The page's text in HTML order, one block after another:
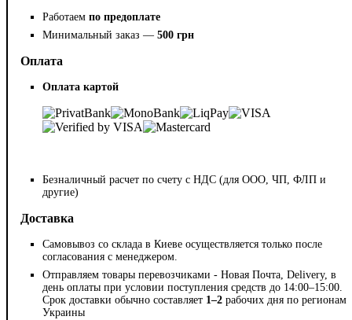
Работаем по предоплате
Минимальный заказ — 500 грн
Оплата
Оплата картой
Безналичный расчет по счету с НДС (для ООО, ЧП, ФЛП и
другие)
Доставка
Самовывоз со склада в Киеве осуществляется только после
согласования с менеджером.
Отправляем товары перевозчиками - Новая Почта, Delivery, в
день оплаты при условии поступления средств до 14:00–15:00.
Срок доставки обычно составляет 1–2 рабочих дня по регионам
Украины